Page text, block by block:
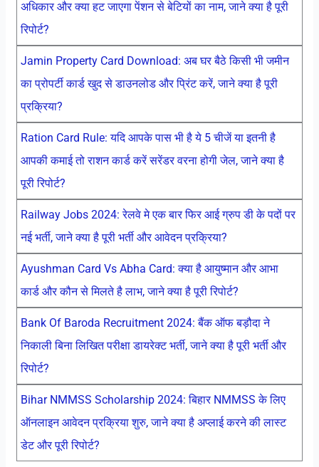
अधिकार और क्या हट जाएगा पेंशन से बेटियों का नाम, जाने क्या है पूरी
रिपोर्ट?
Jamin Property Card Download: अब घर बैठे किसी भी जमीन
का प्रोपर्टी कार्ड खुद से डाउनलोड और प्रिंट करें, जाने क्या है पूरी
प्रक्रिया?
Ration Card Rule: यदि आपके पास भी है ये 5 चीजें या इतनी है
आपकी कमाई तो राशन कार्ड करें सरेंडर वरना होगी जेल, जाने क्या है
पूरी रिपोर्ट?
Railway Jobs 2024: रेलवे मे एक बार फिर आई ग्रुप डी के पदों पर
नई भर्ती, जाने क्या है पूरी भर्ती और आवेदन प्रक्रिया?
Ayushman Card Vs Abha Card: क्या है आयुष्मान और आभा
कार्ड और कौन से मिलते है लाभ, जाने क्या है पूरी रिपोर्ट?
Bank Of Baroda Recruitment 2024: बैंक ऑफ बड़ौदा ने
निकाली बिना लिखित परीक्षा डायरेक्ट भर्ती, जाने क्या है पूरी भर्ती और
रिपोर्ट?
Bihar NMMSS Scholarship 2024: बिहार NMMSS के लिए
ऑनलाइन आवेदन प्रक्रिया शुरु, जाने क्या है अप्लाई करने की लास्ट
डेट और पूरी रिपोर्ट?